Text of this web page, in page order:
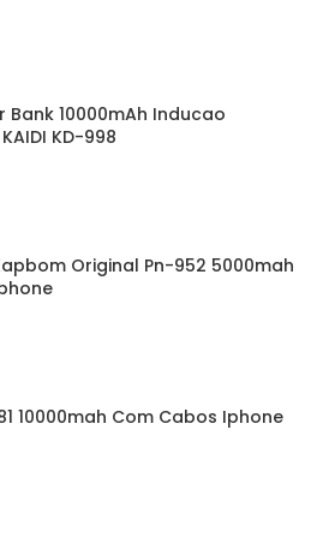
10000mAh Inducao
KD-998
Original Pn-952 5000mah
10000mah Com Cabos Iphone